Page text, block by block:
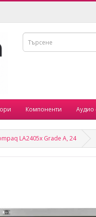
Компоненти Аудио
LA2405x Grade A, 24